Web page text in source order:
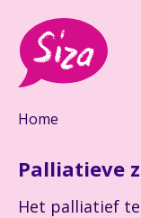
Home
Palliatieve
Het palliatief